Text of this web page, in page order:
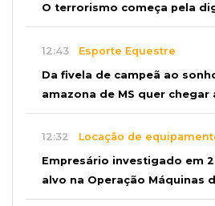
O terrorismo começa pela
12:43 Esporte Equestre
Da fivela de campeã ao
amazona de MS quer chegar
12:32 Locação de
Empresário investigado em
alvo na Operação Máquinas